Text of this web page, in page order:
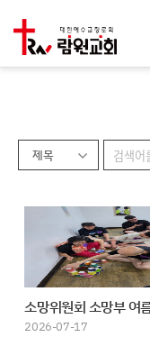
제목
2026-07-17